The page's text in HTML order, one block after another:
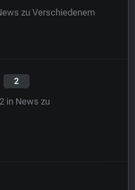
zu Verschiedenem
2
in News zu